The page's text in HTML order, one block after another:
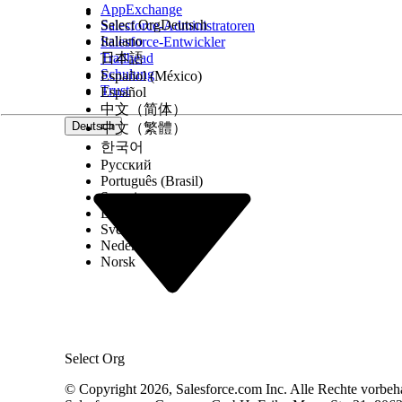
Wenn Sie die Freigabe deaktivieren, gibt
beibehalten und können nicht gelöscht werden.
Siehe auch:
KONNTEN SIE IHR PROBLEM MITHILFE DIESES ARTIKELS
Geben Sie uns Feedback, damit wir uns verbessern
AppExchange
Salesforce-Administratoren
Salesforce-Entwickler
Trailhead
Schulung
Trust
Deutsch
Select Org
Select OrgDeutsch
Italiano
日本語
Español (México)
Español
中文（简体）
中文（繁體）
한국어
Русский
Português (Brasil)
Suomi
Dansk
Svenska
Nederlands
Norsk
© Copyright 2026, Salesforce.com Inc. Alle Rechte